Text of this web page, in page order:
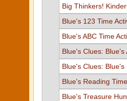
Big Thinkers!
Blue's 123 Time
Blue's ABC Time
Blue's Clues: Blue's
Blue's Clues:
Blue's Reading
Blue's Treasure